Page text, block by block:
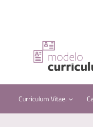
Curriculum Vitae.